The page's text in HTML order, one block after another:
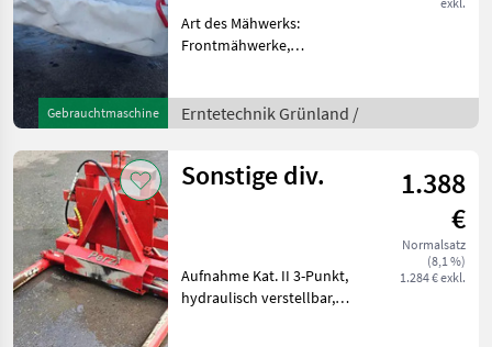
Gebrauchtmaschine
Art des Mähwerks:
Frontmähwerke,
und Gelenkwelle, passend
zu Reform, Antriebswelle
Klingen ne
Erntetechnik Grünland /
Sonstige div.
1.388
€
Normalsatz
(8,1 %)
1.284 € exkl.
Aufnahme Kat. II 3-Punkt,
hydraulisch verstellbar,